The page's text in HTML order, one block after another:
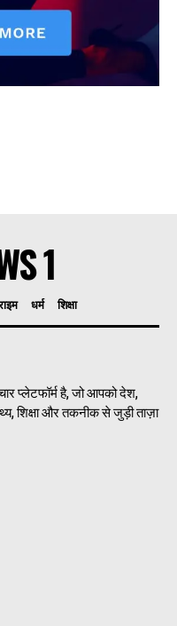
1
धर्म शिक्षा
प्लेटफॉर्म है, जो आपको देश,
शिक्षा और तकनीक से जुड़ी ताज़ा